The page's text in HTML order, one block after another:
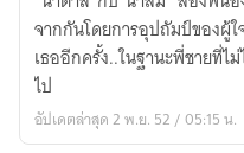
สาย
ชล
จากกันโดยการอุปถัมป์ของผู้
เธออีกครั้ง..ในฐานะพี่ชายที่ไ
ไป
อัปเดตล่าสุด 2 พ.ย. 52 / 05:15 น.